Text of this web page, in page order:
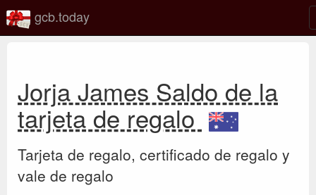
gcb.today
Jorja James Saldo de la
tarjeta de regalo
Tarjeta de regalo, certificado de regalo y
vale de regalo